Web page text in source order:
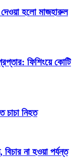
দেওয়া হলো মাজহারুল
ফিশিংয়ে কোটি
চাচা নিহত
না হওয়া পর্যন্ত